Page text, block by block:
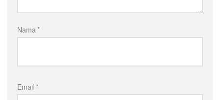
Nama*
Email*